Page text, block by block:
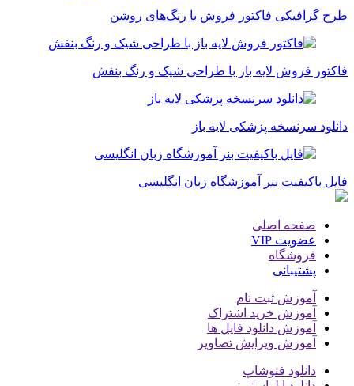
طرح گرافیکی فاکتور فروش با رنگ‌های روشن
فاکتور فروش لایه باز با طراحی شیک و رنگ بنفش
دانلود سرنسخه پزشکی لایه باز
فایل باکیفیت بنر آموزشگاه زبان انگلیسی
صفحه اصلی
عضویت VIP
فروشگاه
پشتیبانی
آموزش ثبت نام
آموزش خرید اشتراک
آموزش دانلود فایل ها
آموزش ویرایش تصاویر
دانلود فتوشاپ